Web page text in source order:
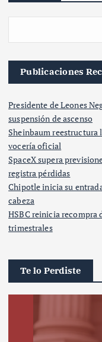
Publicaciones
Presidente de Leones
suspensión de ascenso
Sheinbaum reestructura
vocería oficial
SpaceX supera
registra pérdidas
Chipotle inicia su
cabeza
HSBC reinicia recompra
trimestrales
Te lo Perdiste